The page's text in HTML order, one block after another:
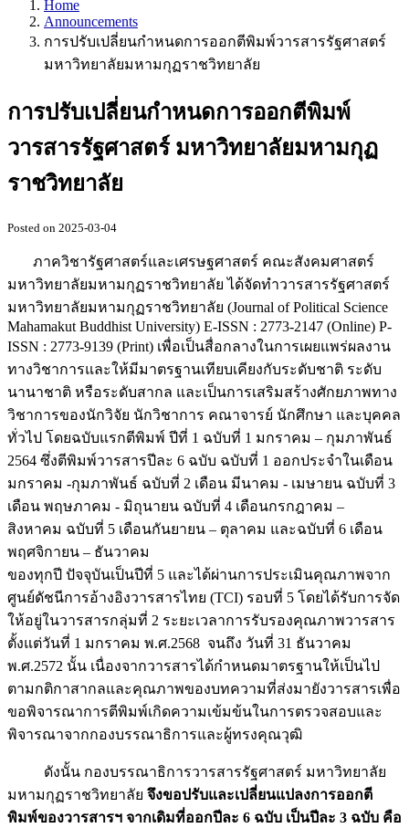
Home
Announcements
การปรับเปลี่ยนกำหนดการออกตีพิมพ์วารสารรัฐศาสตร์
มหาวิทยาลัยมหามกุฏราชวิทยาลัย
การปรับเปลี่ยนกำหนดการออกตีพิมพ์
วารสารรัฐศาสตร์ มหาวิทยาลัยมหามกุฏ
ราชวิทยาลัย
Posted on 2025-03-04
ภาควิชารัฐศาสตร์และเศรษฐศาสตร์ คณะสังคมศาสตร์
มหาวิทยาลัยมหามกุฏราชวิทยาลัย ได้จัดทำวารสารรัฐศาสตร์
มหาวิทยาลัยมหามกุฏราชวิทยาลัย (Journal of Political Science
Mahamakut Buddhist University) E-ISSN : 2773-2147 (Online) P-
ISSN : 2773-9139 (Print) เพื่อเป็นสื่อกลางในการเผยแพร่ผลงาน
ทางวิชาการและให้มีมาตรฐานเทียบเคียงกับระดับชาติ ระดับ
นานาชาติ หรือระดับสากล และเป็นการเสริมสร้างศักยภาพทาง
วิชาการของนักวิจัย นักวิชาการ คณาจารย์ นักศึกษา และบุคคล
ทั่วไป โดยฉบับแรกตีพิมพ์ ปีที่ 1 ฉบับที่ 1 มกราคม – กุมภาพันธ์
2564 ซึ่งตีพิมพ์วารสารปีละ 6 ฉบับ ฉบับที่ 1 ออกประจำในเดือน
มกราคม -กุมภาพันธ์ ฉบับที่ 2 เดือน มีนาคม - เมษายน ฉบับที่ 3
เดือน พฤษภาคม - มิถุนายน ฉบับที่ 4 เดือนกรกฎาคม –
สิงหาคม ฉบับที่ 5 เดือนกันยายน – ตุลาคม และฉบับที่ 6 เดือน
พฤศจิกายน – ธันวาคม
ของทุกปี ปัจจุบันเป็นปีที่ 5 และได้ผ่านการประเมินคุณภาพจาก
ศูนย์ดัชนีการอ้างอิงวารสารไทย (TCI) รอบที่ 5 โดยได้รับการจัด
ให้อยู่ในวารสารกลุ่มที่ 2 ระยะเวลาการรับรองคุณภาพวารสาร
ตั้งแต่วันที่ 1 มกราคม พ.ศ.2568 จนถึง วันที่ 31 ธันวาคม
พ.ศ.2572 นั้น เนื่องจากวารสารได้กำหนดมาตรฐานให้เป็นไป
ตามกติกาสากลและคุณภาพของบทความที่ส่งมายังวารสารเพื่อ
ขอพิจารณาการตีพิมพ์เกิดความเข้มข้นในการตรวจสอบและ
พิจารณาจากกองบรรณาธิการและผู้ทรงคุณวุฒิ
ดังนั้น กองบรรณาธิการวารสารรัฐศาสตร์ มหาวิทยาลัย
มหามกุฏราชวิทยาลัย จึงขอปรับและเปลี่ยนแปลงการออกตี
พิมพ์ของวารสารฯ จากเดิมที่ออกปีละ 6 ฉบับ เป็นปีละ 3 ฉบับ คือ